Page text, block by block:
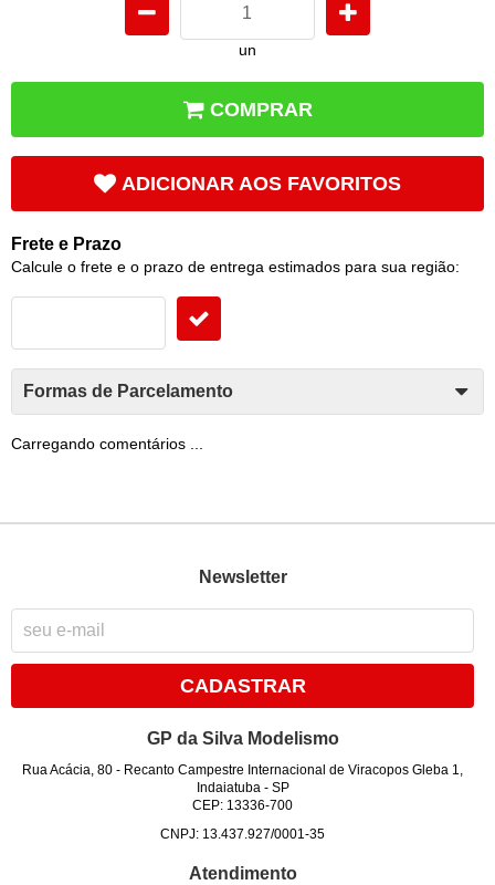
un
COMPRAR
ADICIONAR AOS FAVORITOS
Frete e Prazo
Calcule o frete e o prazo de entrega estimados para sua região:
Formas de Parcelamento
Carregando comentários ...
Newsletter
CADASTRAR
GP da Silva Modelismo
Rua Acácia, 80 - Recanto Campestre Internacional de Viracopos Gleba 1,
Indaiatuba- SP
CEP: 13336-700
CNPJ: 13.437.927/0001-35
Atendimento